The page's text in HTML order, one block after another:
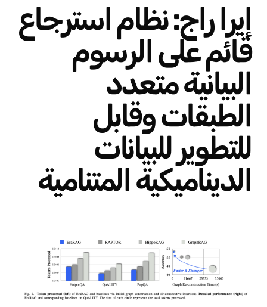
إيرا راج: نظام استرجاع
قائم على الرسوم
البيانية متعدد
الطبقات وقابل
للتطوير للبيانات
الديناميكية المتنامية